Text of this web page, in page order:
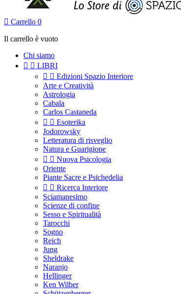
 Carrello 0
Il carrello è vuoto
Chi siamo
  LIBRI
  Edizioni Spazio Interiore
Arte e Creatività
Astrologia
Cabala
Carlos Castaneda
  Esoterika
Jodorowsky
Letteratura di risveglio
Natura e Guarigione
  Nuova Psicologia
Oriente
Piante Sacre e Psichedelia
  Ricerca Interiore
Sciamanesimo
Scienze di confine
Sesso e Spiritualità
Tarocchi
Sogno
Reich
Jung
Sheldrake
Naranjo
Hellinger
Ken Wilber